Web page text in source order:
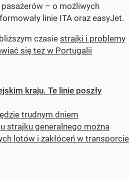
– o możliwych
linie ITA oraz easyJet.
czasie strajki i problemy
się też w Portugalii
kraju. Te linie poszły
trudnym dniem
strajku generalnego można
lotów i zakłóceń w transporcie